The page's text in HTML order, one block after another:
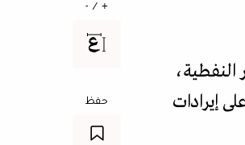
إيرادات
+ / -
حفظ